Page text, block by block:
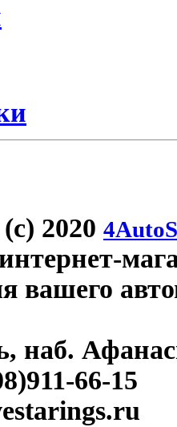
(c) 2020
вашего
наб.
66-15